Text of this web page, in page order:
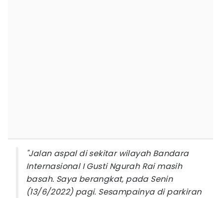
"Jalan aspal di sekitar wilayah Bandara
Internasional I Gusti Ngurah Rai masih
basah. Saya berangkat, pada Senin
(13/6/2022) pagi. Sesampainya di parkiran